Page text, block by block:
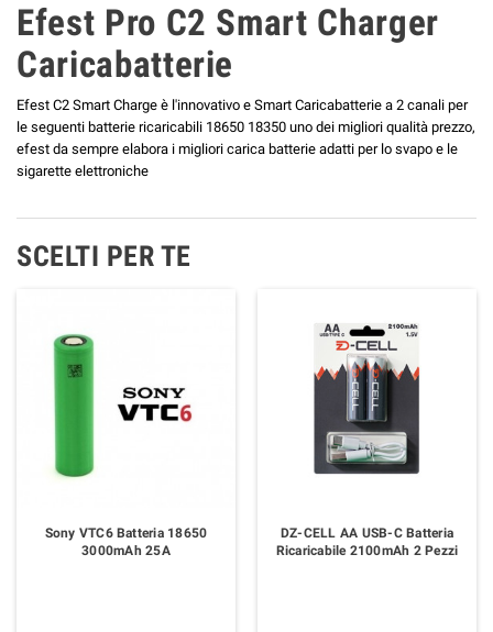
Efest Pro C2 Smart Charger
Caricabatterie
Efest C2 Smart Charge è l'innovativo e Smart Caricabatterie a 2 canali per
le seguenti batterie ricaricabili 18650 18350 uno dei migliori qualità prezzo,
efest da sempre elabora i migliori carica batterie adatti per lo svapo e le
sigarette elettroniche
SCELTI PER TE
Sony VTC6 Batteria 18650
3000mAh 25A
DZ-CELL AA USB-C Batteria
Ricaricabile 2100mAh 2 Pezzi